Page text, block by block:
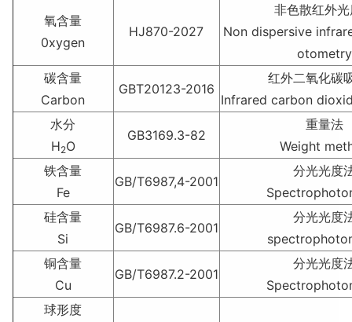
氧含量
0xygen
HJ870-2027
非色散红外
Non dispersive
otometry
碳含量
Carbon
GBT20123-2016
红外二氧化碳
Infrared carbon
水分
H2O
GB3169.3-82
重量法
Weight
铁含量
Fe
GB/T6987,4-2001
分光光度
硅含量
Si
GB/T6987.6-2001
分光光度
铜含量
Cu
GB/T6987.2-2001
分光光度
球形度